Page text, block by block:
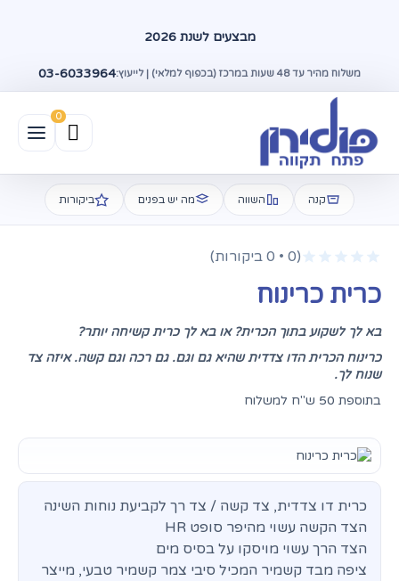
מבצעים לשנת 2026
משלוח מהיר עד 48 שעות במרכז (בכפוף למלאי) | לייעוץ: 03-6033964
קנה השווה מה יש בפנים ביקורות
(0 • 0 ביקורות)
כרית כרינוח
בא לך לשקוע בתוך הכרית? או בא לך כרית קשיחה יותר?
כרינוח הכרית הדו צדדית שהיא גם וגם. גם רכה וגם קשה. איזה צד
שנוח לך.
בתוספת 50 ש"ח למשלוח
כרית דו צדדית, צד קשה / צד רך לקביעת נוחות השינה
הצד הקשה עשוי מהיפר סופט HR
הצד הרך עשוי מויסקו על בסיס מים
ציפה מבד קשמיר המכיל סיבי צמר קשמיר טבעי, מייצר